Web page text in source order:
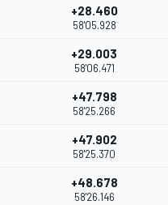
+28.460
58'05.928
+29.003
58'06.471
+47.798
58'25.266
+47.902
58'25.370
+48.678
58'26.146